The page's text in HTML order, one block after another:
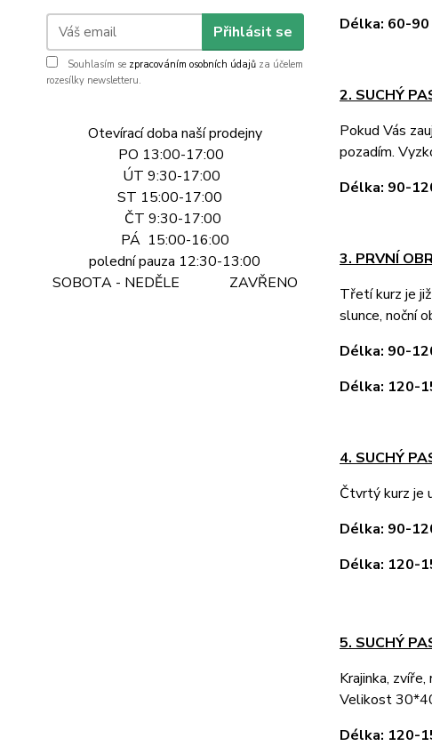
Přihlásit se
Souhlasím se zpracováním osobních údajů za účelem
rozesílky newsletteru.
Otevírací doba naší prodejny
PO 13:00-17:00
ÚT 9:30-17:00
ST 15:00-17:00
ČT 9:30-17:00
PÁ 15:00-16:00
polední pauza 12:30-13:00
SOBOTA - NEDĚLE ZAVŘENO
Délka: 60-
2. SUCHÝ
Pokud Vás
pozadím.
Délka: 90-
3. PRVNÍ
Třetí kurz je
slunce, noční
Délka:
Délka:
4. SUCHÝ
Čtvrtý kurz je
Délka: 90-
Délka:
5. SUCHÝ
Krajinka,
Velikost
Délka: